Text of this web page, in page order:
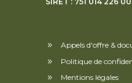
Appels d'offre &
Politique de
Mentions légales